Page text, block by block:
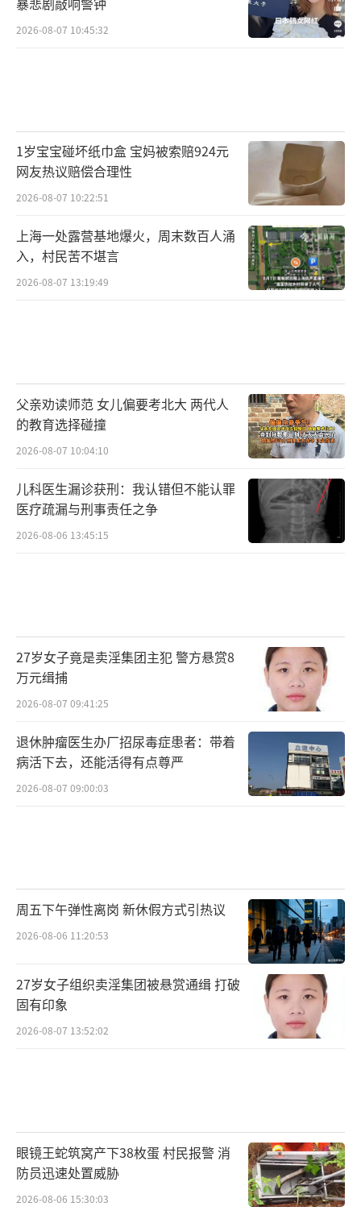
2026-08-07 10:45:32
1岁宝宝碰坏纸巾盒 宝妈被索赔924元
网友热议赔偿合理性
2026-08-07 10:22:51
上海一处露营基地爆火，周末数百人涌
入，村民苦不堪言
2026-08-07 13:19:49
父亲劝读师范 女儿偏要考北大 两代人
的教育选择碰撞
2026-08-07 10:04:10
儿科医生漏诊获刑：我认错但不能认罪
医疗疏漏与刑事责任之争
2026-08-06 13:45:15
27岁女子竟是卖淫集团主犯 警方悬赏8
万元缉捕
2026-08-07 09:41:25
退休肿瘤医生办厂招尿毒症患者：带着
病活下去，还能活得有点尊严
2026-08-07 09:00:03
周五下午弹性离岗 新休假方式引热议
2026-08-06 11:20:53
27岁女子组织卖淫集团被悬赏通缉 打破
固有印象
2026-08-07 13:52:02
眼镜王蛇筑窝产下38枚蛋 村民报警 消
防员迅速处置威胁
2026-08-06 15:30:03